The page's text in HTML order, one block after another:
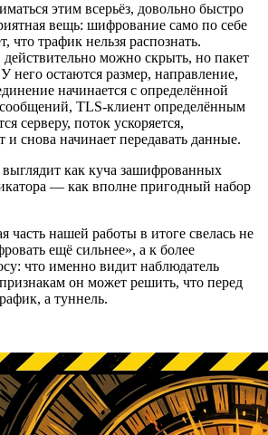
этим всерьёз, довольно быстро
вещь: шифрование само по себе
что трафик нельзя распознать.
можно скрыть, но пакет
У него остаются размер, направление,
начинается с определённой
сообщений, TLS-клиент определённым
серверу, поток ускоряется,
и снова начинает передавать данные.
выглядит как куча зашифрованных
— как вполне пригодный набор
часть нашей работы в итоге свелась не
ещё сильнее», а к более
что именно видит наблюдатель
он может решить, что перед
а туннель.